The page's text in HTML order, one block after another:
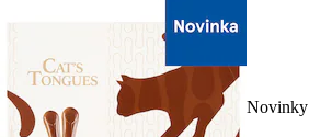
Novinky